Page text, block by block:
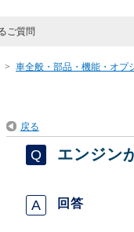
> 車全般・部品・機能・オプ
戻る
エンジン
回答